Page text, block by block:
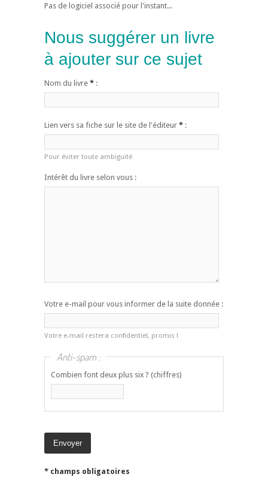
Pas de logiciel associé pour l'instant...
Nous suggérer un livre
à ajouter sur ce sujet
Nom du livre * :
Lien vers sa fiche sur le site de l'éditeur * :
Pour éviter toute ambiguïté
Intérêt du livre selon vous :
Votre e-mail pour vous informer de la suite donnée :
Votre e-mail restera confidentiel, promis !
Anti-spam :
Combien font deux plus six ? (chiffres)
* champs obligatoires